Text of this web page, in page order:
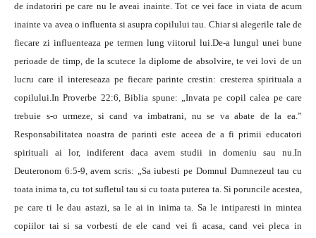
de indatoriri pe care nu le aveai inainte. Tot ce vei face in viata de acum
inainte va avea o influenta si asupra copilului tau. Chiar si alegerile tale de
fiecare zi influenteaza pe termen lung viitorul lui.De-a lungul unei bune
perioade de timp, de la scutece la diplome de absolvire, te vei lovi de un
lucru care il intereseaza pe fiecare parinte crestin: cresterea spirituala a
copilului.In Proverbe 22:6, Biblia spune: „Invata pe copil calea pe care
trebuie s-o urmeze, si cand va imbatrani, nu se va abate de la ea.”
Responsabilitatea noastra de parinti este aceea de a fi primii educatori
spirituali ai lor, indiferent daca avem studii in domeniu sau nu.In
Deuteronom 6:5-9, avem scris: „Sa iubesti pe Domnul Dumnezeul tau cu
toata inima ta, cu tot sufletul tau si cu toata puterea ta. Si poruncile acestea,
pe care ti le dau astazi, sa le ai in inima ta. Sa le intiparesti in mintea
copiilor tai si sa vorbesti de ele cand vei fi acasa, cand vei pleca in